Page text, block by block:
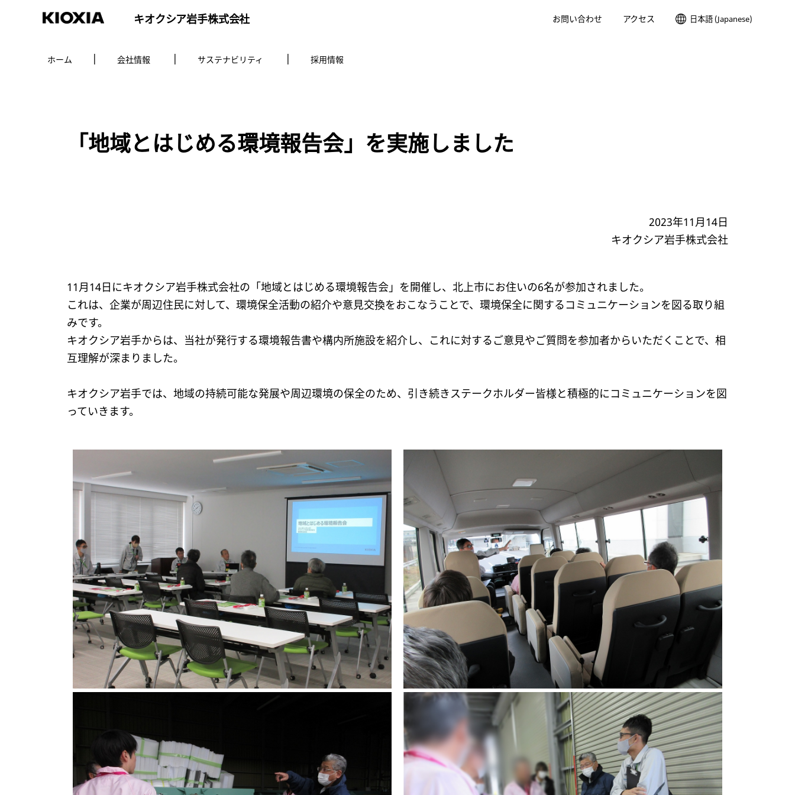
キオクシア岩手株式会社 お問い合わせ アクセス 日本語 (Japanese)
ホーム 会社情報 サステナビリティ 採用情報
「地域とはじめる環境報告会」を実施しました
2023年11月14日
キオクシア岩手株式会社
11月14日にキオクシア岩手株式会社の「地域とはじめる環境報告会」を開催し、北上市にお住いの6名が参加されました。
これは、企業が周辺住民に対して、環境保全活動の紹介や意見交換をおこなうことで、環境保全に関するコミュニケーションを図る取り組
みです。
キオクシア岩手からは、当社が発行する環境報告書や構内所施設を紹介し、これに対するご意見やご質問を参加者からいただくことで、相
互理解が深まりました。
キオクシア岩手では、地域の持続可能な発展や周辺環境の保全のため、引き続きステークホルダー皆様と積極的にコミュニケーションを図
っていきます。